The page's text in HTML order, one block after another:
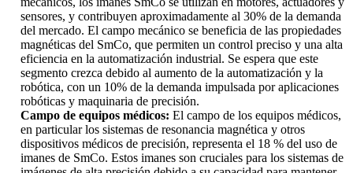
sensores, y contribuyen aproximadamente al 30% de la demanda
del mercado. El campo mecánico se beneficia de las propiedades
magnéticas del SmCo, que permiten un control preciso y una alta
eficiencia en la automatización industrial. Se espera que este
segmento crezca debido al aumento de la automatización y la
robótica, con un 10% de la demanda impulsada por aplicaciones
robóticas y maquinaria de precisión.
Campo de equipos médicos: El campo de los equipos médicos,
en particular los sistemas de resonancia magnética y otros
dispositivos médicos de precisión, representa el 18 % del uso de
imanes de SmCo. Estos imanes son cruciales para los sistemas de